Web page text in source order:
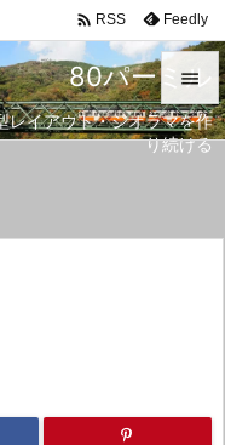
80パーミル
レイアウト・ジオラマを作
り続ける


メニュ
 RSS Feedly